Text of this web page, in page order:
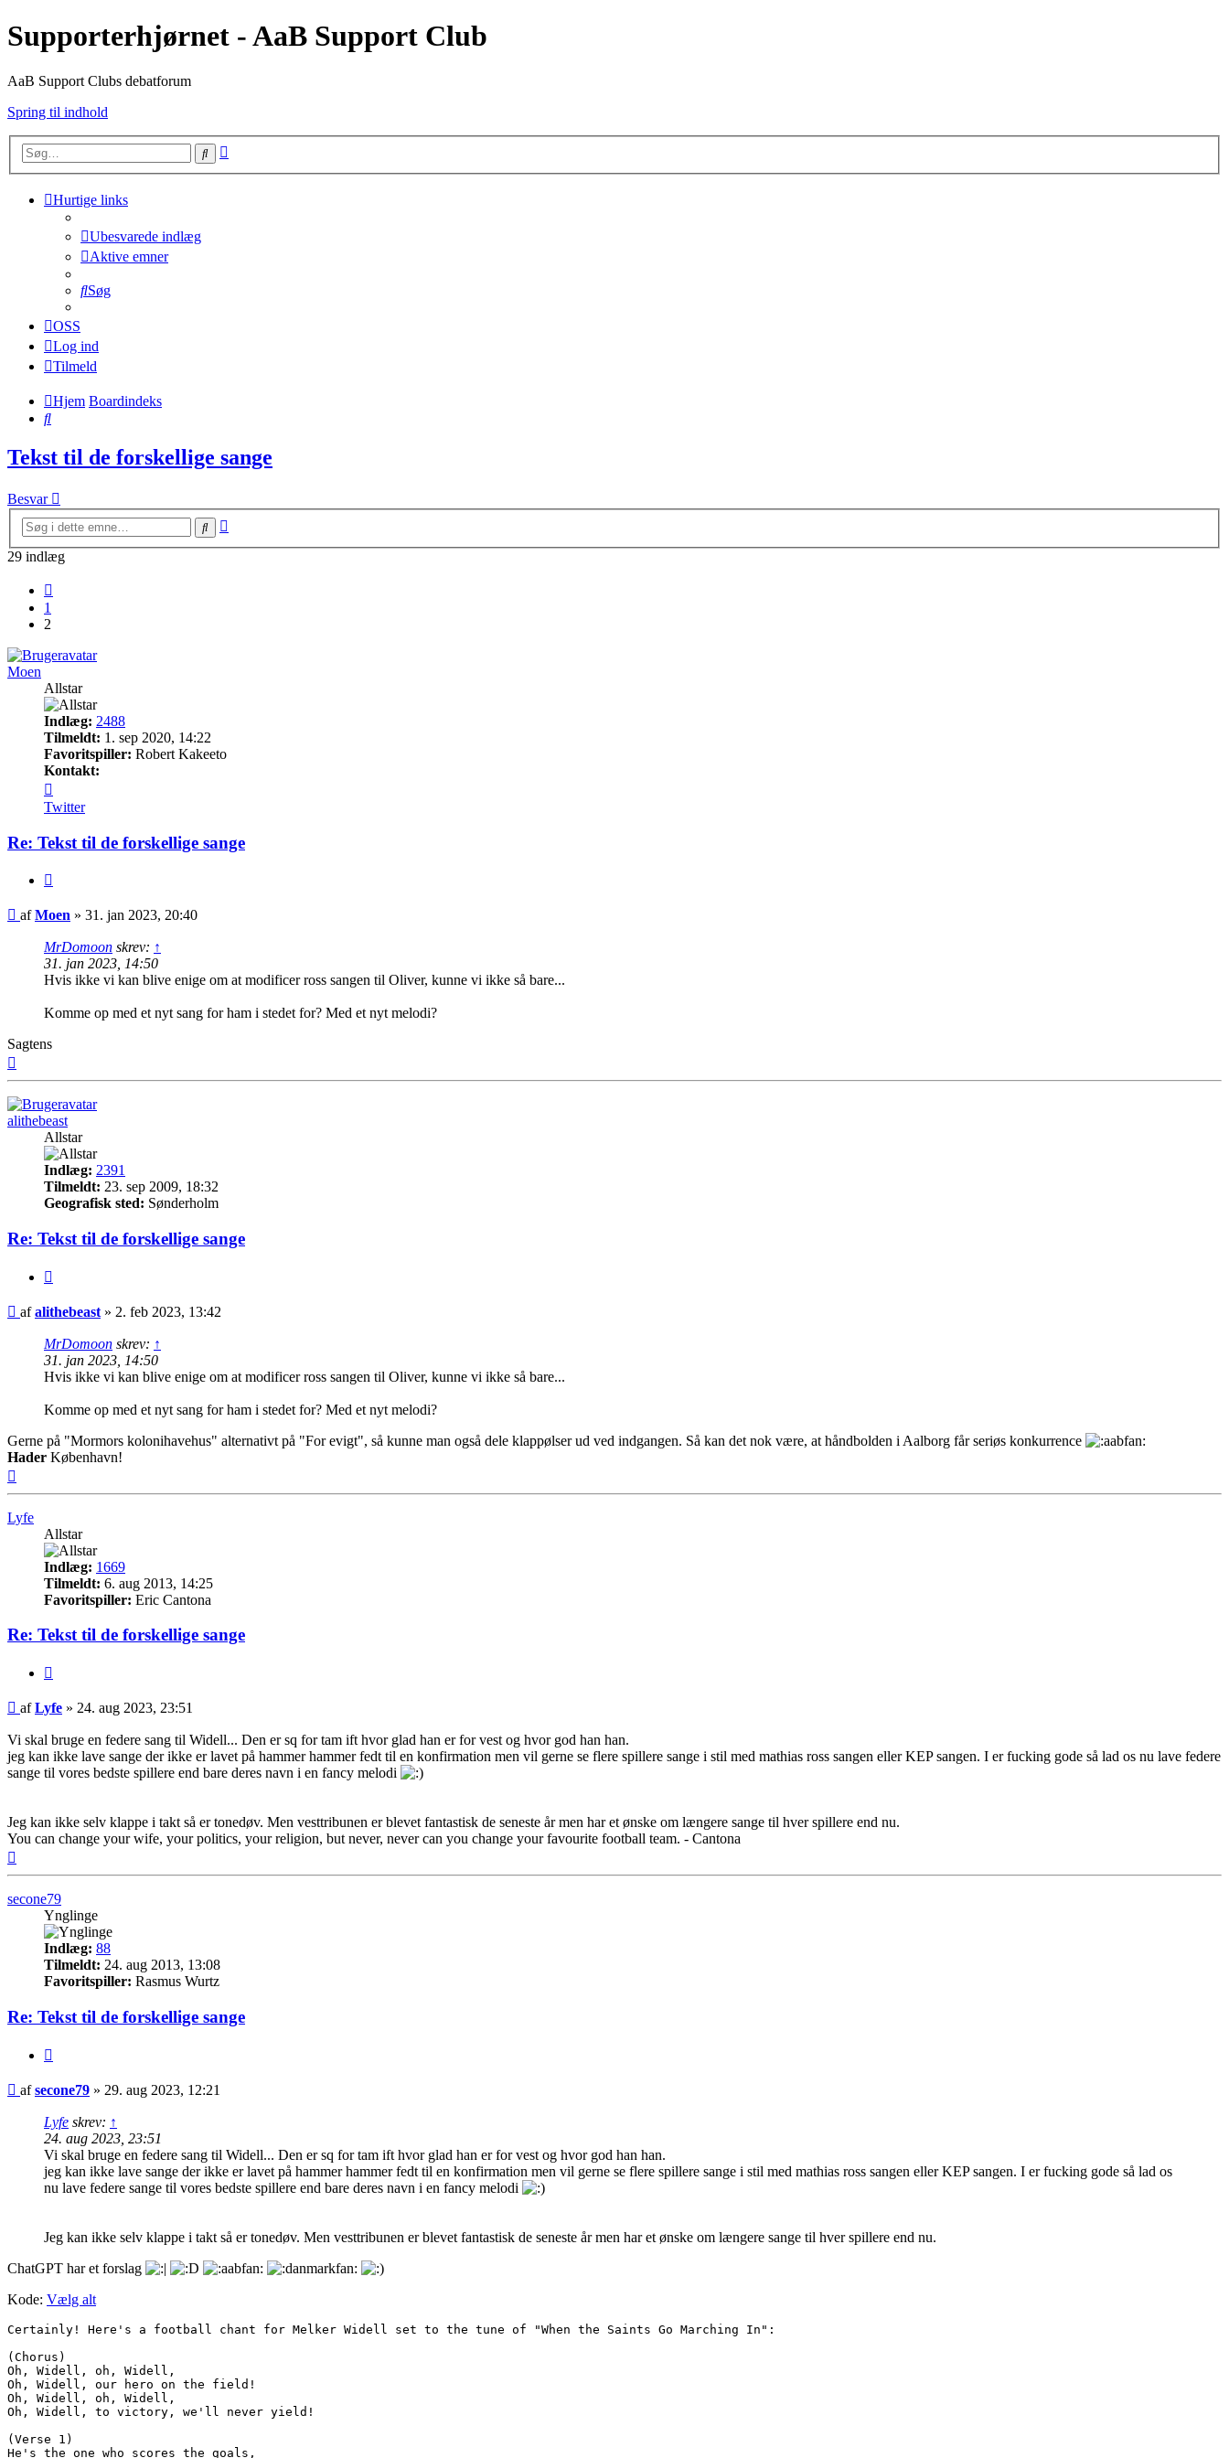
Supporterhjørnet - AaB Support Club
AaB Support Clubs debatforum
Spring til indhold
Søg
Hurtige links
Ubesvarede indlæg
Aktive emner
Søg
OSS
Log ind
Tilmeld
Hjem Boardindeks
Søg
Tekst til de forskellige sange
Besvar
Søg
29 indlæg
1
2
Moen
Allstar
Indlæg: 2488
Tilmeldt: 1. sep 2020, 14:22
Favoritspiller: Robert Kakeeto
Kontakt:
Moen
Twitter
Re: Tekst til de forskellige sange
Indlæg
afMoen » 31. jan 2023, 20:40
MrDomoon skrev: ↑
31. jan 2023, 14:50
Hvis ikke vi kan blive enige om at modificer ross sangen til Oliver, kunne vi ikke så bare...
Komme op med et nyt sang for ham i stedet for? Med et nyt melodi?
Sagtens
alithebeast
Allstar
Indlæg: 2391
Tilmeldt: 23. sep 2009, 18:32
Geografisk sted: Sønderholm
Re: Tekst til de forskellige sange
Indlæg
afalithebeast » 2. feb 2023, 13:42
MrDomoon skrev: ↑
31. jan 2023, 14:50
Hvis ikke vi kan blive enige om at modificer ross sangen til Oliver, kunne vi ikke så bare...
Komme op med et nyt sang for ham i stedet for? Med et nyt melodi?
Gerne på "Mormors kolonihavehus" alternativt på "For evigt", så kunne man også dele klappølser ud ved indgangen. Så kan det nok være, at håndbolden i Aalborg får seriøs konkurrence
Hader København!
Lyfe
Allstar
Indlæg: 1669
Tilmeldt: 6. aug 2013, 14:25
Favoritspiller: Eric Cantona
Re: Tekst til de forskellige sange
Indlæg
afLyfe » 24. aug 2023, 23:51
Vi skal bruge en federe sang til Widell... Den er sq for tam ift hvor glad han er for vest og hvor god han han.
jeg kan ikke lave sange der ikke er lavet på hammer hammer fedt til en konfirmation men vil gerne se flere spillere sange i stil med mathias ross sangen eller KEP sangen. I er fucking gode så lad os nu lave federe
sange til vores bedste spillere end bare deres navn i en fancy melodi
Jeg kan ikke selv klappe i takt så er tonedøv. Men vesttribunen er blevet fantastisk de seneste år men har et ønske om længere sange til hver spillere end nu.
You can change your wife, your politics, your religion, but never, never can you change your favourite football team. - Cantona
secone79
Ynglinge
Indlæg: 88
Tilmeldt: 24. aug 2013, 13:08
Favoritspiller: Rasmus Wurtz
Re: Tekst til de forskellige sange
Indlæg
afsecone79 » 29. aug 2023, 12:21
Lyfe skrev: ↑
24. aug 2023, 23:51
Vi skal bruge en federe sang til Widell... Den er sq for tam ift hvor glad han er for vest og hvor god han han.
jeg kan ikke lave sange der ikke er lavet på hammer hammer fedt til en konfirmation men vil gerne se flere spillere sange i stil med mathias ross sangen eller KEP sangen. I er fucking gode så lad os
nu lave federe sange til vores bedste spillere end bare deres navn i en fancy melodi
Jeg kan ikke selv klappe i takt så er tonedøv. Men vesttribunen er blevet fantastisk de seneste år men har et ønske om længere sange til hver spillere end nu.
ChatGPT har et forslag
Kode: Vælg alt
Certainly! Here's a football chant for Melker Widell set to the tune of "When the Saints Go Marching In":
(Chorus)
Oh, Widell, oh, Widell,
Oh, Widell, our hero on the field!
Oh, Widell, oh, Widell,
Oh, Widell, to victory, we'll never yield!
(Verse 1)
He's the one who scores the goals,